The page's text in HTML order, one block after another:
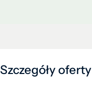
Szczegóły oferty